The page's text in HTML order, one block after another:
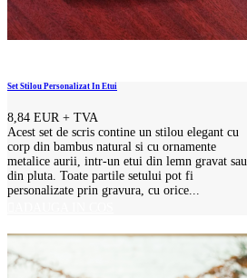
Set Stilou Personalizat In Etui
8,84 EUR + TVA
Acest set de scris contine un stilou elegant cu
corp din bambus natural si cu ornamente
metalice aurii, intr-un etui din lemn gravat sau
din pluta. Toate partile setului pot fi
personalizate prin gravura, cu orice...